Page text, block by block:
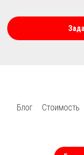
Блог Стоимость